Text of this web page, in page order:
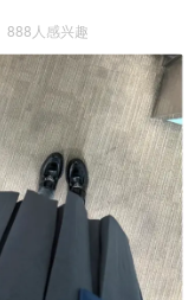
888人感兴趣